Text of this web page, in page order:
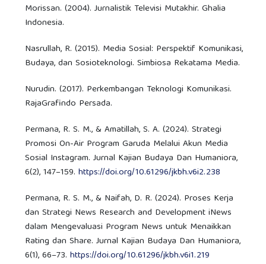
Morissan. (2004). Jurnalistik Televisi Mutakhir. Ghalia
Indonesia.
Nasrullah, R. (2015). Media Sosial: Perspektif Komunikasi,
Budaya, dan Sosioteknologi. Simbiosa Rekatama Media.
Nurudin. (2017). Perkembangan Teknologi Komunikasi.
RajaGrafindo Persada.
Permana, R. S. M., & Amatillah, S. A. (2024). Strategi
Promosi On-Air Program Garuda Melalui Akun Media
Sosial Instagram. Jurnal Kajian Budaya Dan Humaniora,
6(2), 147–159.https://doi.org/10.61296/jkbh.v6i2.238
Permana, R. S. M., & Naifah, D. R. (2024). Proses Kerja
dan Strategi News Research and Development iNews
dalam Mengevaluasi Program News untuk Menaikkan
Rating dan Share. Jurnal Kajian Budaya Dan Humaniora,
6(1), 66–73.https://doi.org/10.61296/jkbh.v6i1.219